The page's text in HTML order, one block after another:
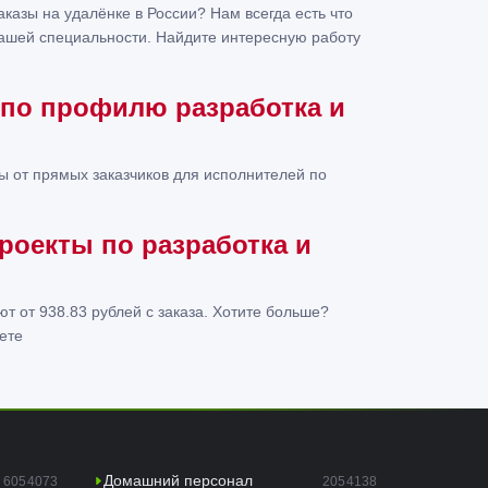
заданию.
1-2 часа
почти в
на удалёнке в России? Нам всегда есть что
специальности. Найдите интересную работу
профилю разработка и
от прямых заказчиков для исполнителей по
по разработка и
от 938.83 рублей с заказа. Хотите больше?
6054073 Домашний персонал 2054138